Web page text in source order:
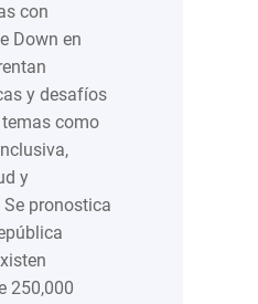
con
Down en
y desafíos
como
y
pronostica
250,000